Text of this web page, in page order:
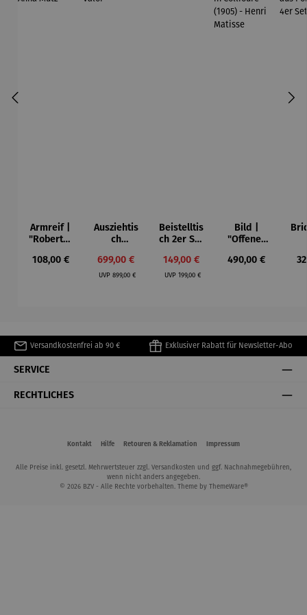
Armreif |
"Roberta"
Mütz
Regulärer Preis:
108,00 €
Ausziehtis
ch
– Valor
Verkaufspreis:
699,00 €
UVPRegulärer Preis:
899,00 €
Beistelltis
ch 2er Set
Verkaufspreis:
149,00 €
UVP Regulärer Preis:
199,00 €
Bild |
"Offenes
Collioure"
Regulärer Preis:
490,00 €
Versandkostenfrei ab 90 € Exklusiver Rabatt für Newsletter-Abo
SERVICE
RECHTLICHES
Kontakt Hilfe Retouren & Reklamation Impressum
Alle Preise inkl. gesetzl. Mehrwertsteuer zzgl. Versandkosten und ggf. Nachnahmegebühren,
wenn nicht anders angegeben.
© 2026 BZV - Alle Rechte vorbehalten. Theme by ThemeWare®